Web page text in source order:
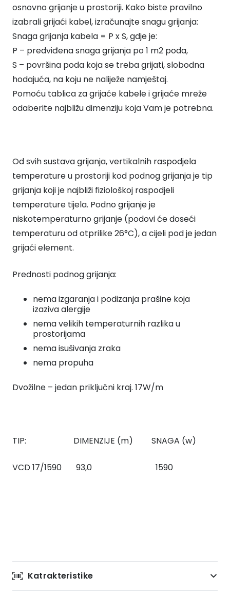
osnovno grijanje u prostoriji. Kako biste pravilno
izabrali grijaći kabel, izračunajte snagu grijanja:
Snaga grijanja kabela = P x S, gdje je:
P – predviđena snaga grijanja po 1 m2 poda,
S – površina poda koja se treba grijati, slobodna
hodajuća, na koju ne naliježe namještaj.
Pomoću tablica za grijaće kabele i grijaće mreže
odaberite najbližu dimenziju koja Vam je potrebna.
Od svih sustava grijanja, vertikalnih raspodjela
temperature u prostoriji kod podnog grijanja je tip
grijanja koji je najbliži fiziološkoj raspodjeli
temperature tijela. Podno grijanje je
niskotemperaturno grijanje (podovi će doseći
temperaturu od otprilike 26°C), a cijeli pod je jedan
grijaći element.
Prednosti podnog grijanja:
nema izgaranja i podizanja prašine koja
izaziva alergije
nema velikih temperaturnih razlika u
prostorijama
nema isušivanja zraka
nema propuha
Dvožilne – jedan priključni kraj. 17W/m
TIP: DIMENZIJE (m) SNAGA (w)
VCD 17/1590 93,0 1590
Katrakteristike